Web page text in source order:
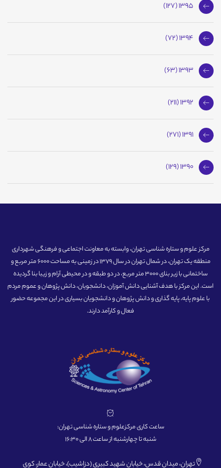
1395 (127)
1394 (72)
1393 (63)
1392 (211)
1391 (271)
1390 (129)
مرکز علوم و ستاره شناسی تهران، وابسته به معاونت اجتماعی و فرهنگی شهرداری
منطقه یک تهران، در شمال تهران در سال 1379 در زمینی به مساحت 6000 متر مربع و
ساختمانی با زیر بنای 3000 متر مربع، در دو طبقه و در محیطی آرام و زیبا بنا گردیده
است. این مرکز با هدف آشنایی دانش آموزان، دانشجویان، دانش پژوهان و عموم مردم
با علوم پایه، پایه گذاری و دانش پژوهان و دانشجویان بسیاری در این مجموعه حضور
فعال و کارآمد دارند.
ساعت کاری مرکزعلوم و ستاره شناسی تهران:
شنبه تا چهارشنبه از ساعت 8 الی 16:30
تهران، میدان قدس، خیابان شهید کبیری (دزاشیب)، خیابان عمار، کوی